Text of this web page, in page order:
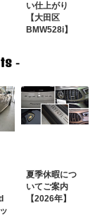
い仕上がり
【大田区
BMW528i】
-
夏季休暇につ
いてご案内
【2026年】